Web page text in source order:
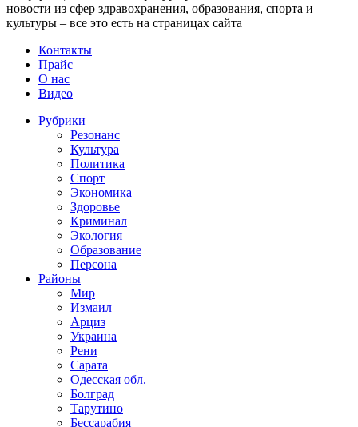
новости из сфер здравохранения, образования, спорта и
культуры – все это есть на страницах сайта
Контакты
Прайс
О нас
Видео
Рубрики
Резонанс
Культура
Политика
Спорт
Экономика
Здоровье
Криминал
Экология
Образование
Персона
Районы
Мир
Измаил
Арциз
Украина
Рени
Сарата
Одесская обл.
Болград
Тарутино
Бессарабия